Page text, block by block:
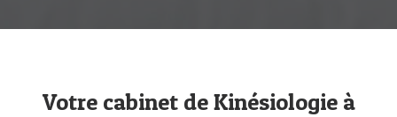
Votre cabinet de Kinésiologie à